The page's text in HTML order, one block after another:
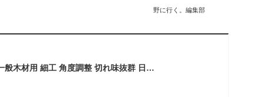
野に行く。編集部
造作鋸 両刃 240mm 一般木材用 細工 角度調整 切れ味抜群 日本製